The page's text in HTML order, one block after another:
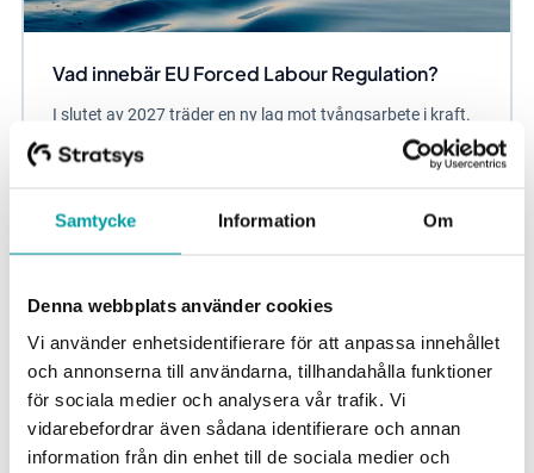
Samtycke Information Om
Denna webbplats använder cookies
Vi använder enhetsidentifierare för att anpassa innehållet
och annonserna till användarna, tillhandahålla funktioner
för sociala medier och analysera vår trafik. Vi
vidarebefordrar även sådana identifierare och annan
information från din enhet till de sociala medier och
Vad innebär EU Forced Labour Regulation?
I slutet av 2027 träder en ny lag mot tvångsarbete i kraft.
Med EU Forced Labour Regulation förbjuder unionen
produkter som på något sätt involverar...
Due Diligence